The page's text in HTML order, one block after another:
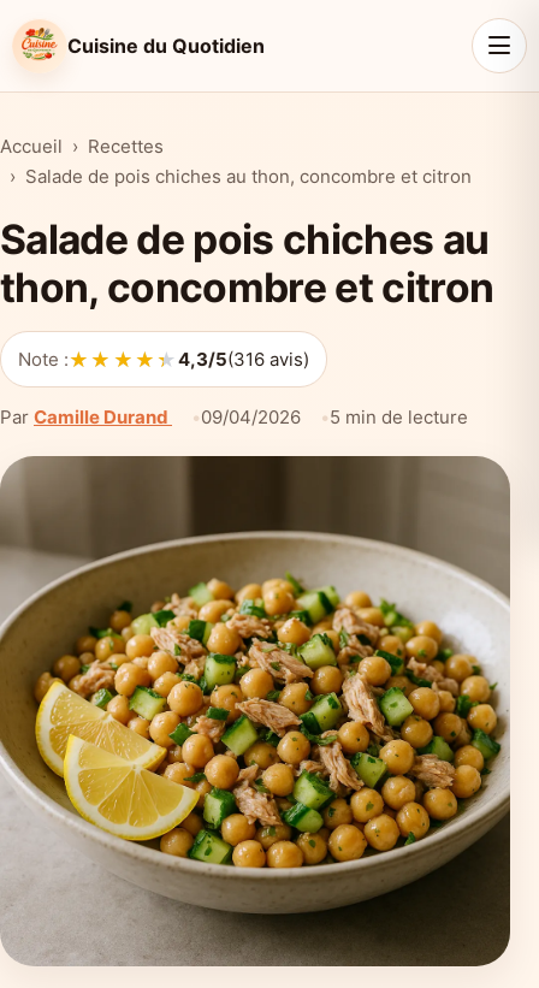
Cuisine du Quotidien
Accueil
Recettes
Salade de pois chiches au thon, concombre et citron
Salade de pois chiches au
thon, concombre et citron
Note :★★★★★
★★★★★4,3/5(316 avis)
Par Camille Durand 09/04/2026 5 min de lecture